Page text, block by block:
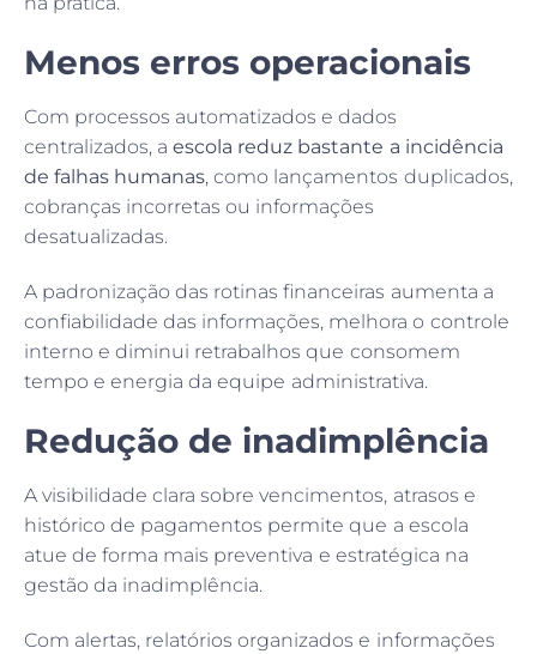
Menos erros operacionais
Com processos automatizados e dados
centralizados, a escola reduz bastante a incidência
de falhas humanas, como lançamentos duplicados,
cobranças incorretas ou informações
desatualizadas.
A padronização das rotinas financeiras aumenta a
confiabilidade das informações, melhora o controle
interno e diminui retrabalhos que consomem
tempo e energia da equipe administrativa.
Redução de inadimplência
A visibilidade clara sobre vencimentos, atrasos e
histórico de pagamentos permite que a escola
atue de forma mais preventiva e estratégica na
gestão da inadimplência.
Com alertas, relatórios organizados e informações